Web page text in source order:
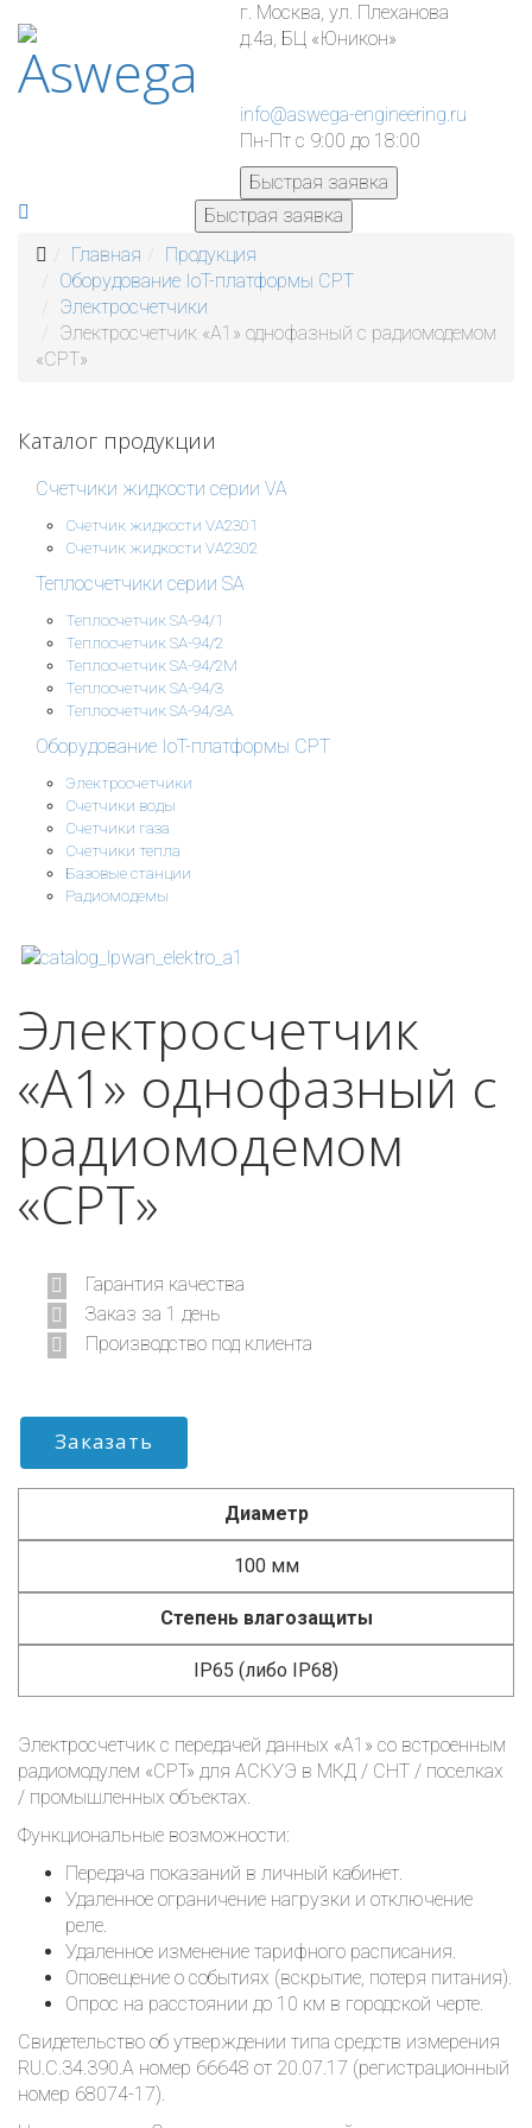
г. Москва, ул. Плеханова
д.4а, БЦ «Юникон»
info@aswega-engineering.ru
Пн-Пт с 9:00 до 18:00
Быстрая заявка
Быстрая заявка
Главная
Продукция
Оборудование IoT-платформы СРТ
Электросчетчики
Электросчетчик «А1» однофазный с радиомодемом
«СРТ»
Каталог продукции
Счетчики жидкости серии VA
Счетчик жидкости VA2301
Счетчик жидкости VA2302
Теплосчетчики серии SA
Теплосчетчик SA-94/1
Теплосчетчик SA-94/2
Теплосчетчик SA-94/2M
Теплосчетчик SA-94/3
Теплосчетчик SA-94/3A
Оборудование IoT-платформы СРТ
Электросчетчики
Счетчики воды
Счетчики газа
Счетчики тепла
Базовые станции
Радиомодемы
Электросчетчик
«А1» однофазный с
радиомодемом
«СРТ»
Гарантия качества
Заказ за 1 день
Производство под клиента
Заказать
Диаметр
100 мм
Степень влагозащиты
IP65 (либо IP68)
Электросчетчик с передачей данных «А1» со встроенным
радиомодулем «CPT» для АСКУЭ в МКД / СНТ / поселках
/ промышленных объектах.
Функциональные возможности:
Передача показаний в личный кабинет.
Удаленное ограничение нагрузки и отключение
реле.
Удаленное изменение тарифного расписания.
Оповещение о событиях (вскрытие, потеря питания).
Опрос на расстоянии до 10 км в городской черте.
Свидетельство об утверждении типа средств измерения
RU.C.34.390.A номер 66648 от 20.07.17 (регистрационный
номер 68074-17).